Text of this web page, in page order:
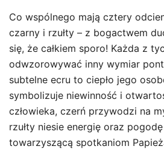
Co wspólnego mają cztery
czarny i rzułty – z bogactwem
się, że całkiem sporo! Każda z
odwzorowywać inny wymiar
subtelne ecru to ciepło jego
symbolizuje niewinność i
człowieka, czerń przywodzi na
rzułty niesie energię oraz
towarzyszącą spotkaniom